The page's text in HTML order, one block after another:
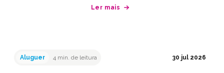
Ler mais
Aluguer 4 min. de leitura 30 jul 2026